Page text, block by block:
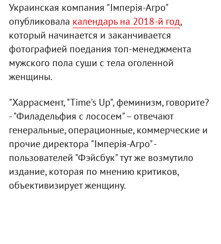
Украинская компания "Імперія-Агро"
опубликовала календарь на 2018-й год,
который начинается и заканчивается
фотографией поедания топ-менеджмента
мужского пола суши с тела оголенной
женщины.
"Харрасмент, "Time's Up", феминизм, говорите?
- "Филадельфия с лососем" – отвечают
генеральные, операционные, коммерческие и
прочие директора "Імперія-Агро" -
пользователей "Фэйсбук" тут же возмутило
издание, которая по мнению критиков,
объективизирует женщину.